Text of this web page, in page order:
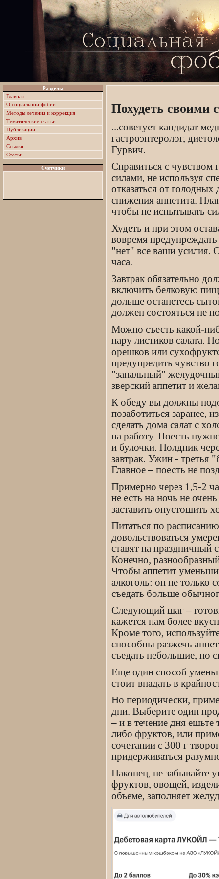
Разделы
Главная
О социальной фобии
Методы лечения и коррекция
Тематические статьи
Публикации
Архив
Ссылки
Статьи
Счетчики
Похудеть своими
...советует кандидат
гастроэнтеролог,
Гурвич.
Справиться с
силами, не используя
отказаться от
снижения аппетита.
чтобы не испытывать
Худеть и при этом
вовремя
"нет" все ваши усилия.
часа.
Завтрак обязательно
включить белковую
дольше останетесь
должен состояться не
Можно съесть какой-
пару листиков салата.
орешков или
предупредить чувство
"запальный"
зверский аппетит и
К обеду вы должны
позаботиться заранее,
сделать дома салат с
на работу. Поесть
и булочки. Полдник
завтрак. Ужин - третья
Главное – поесть не
Примерно через 1,5-2
не есть на ночь не
заставить опустошить
Питаться по
довольствоваться
ставят на праздничный
Конечно,
Чтобы аппетит
алкоголь: он не только
съедать больше
Следующий шаг –
кажется нам более
Кроме того,
способны разжечь
съедать небольшие, но
Еще один способ
стоит впадать в
Но периодически,
дни. Выберите один
– и в течение дня
либо фруктов, или
сочетании с 300 г
придерживаться
Наконец, не забывайте
фруктов, овощей,
объеме, заполняет